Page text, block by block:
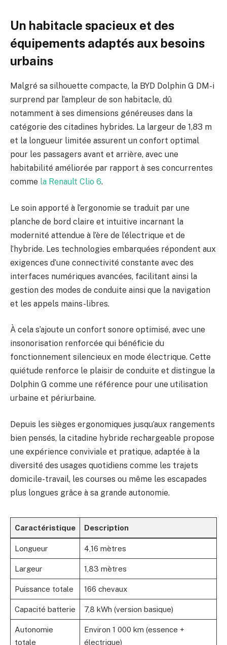
Un habitacle spacieux et des
équipements adaptés aux besoins
urbains
Malgré sa silhouette compacte, la BYD Dolphin G DM-i
surprend par l’ampleur de son habitacle, dû
notamment à ses dimensions généreuses dans la
catégorie des citadines hybrides. La largeur de 1,83 m
et la longueur limitée assurent un confort optimal
pour les passagers avant et arrière, avec une
habitabilité améliorée par rapport à ses concurrentes
comme la Renault Clio 6.
Le soin apporté à l’ergonomie se traduit par une
planche de bord claire et intuitive incarnant la
modernité attendue à l’ère de l’électrique et de
l’hybride. Les technologies embarquées répondent aux
exigences d’une connectivité constante avec des
interfaces numériques avancées, facilitant ainsi la
gestion des modes de conduite ainsi que la navigation
et les appels mains-libres.
À cela s’ajoute un confort sonore optimisé, avec une
insonorisation renforcée qui bénéficie du
fonctionnement silencieux en mode électrique. Cette
quiétude renforce le plaisir de conduite et distingue la
Dolphin G comme une référence pour une utilisation
urbaine et périurbaine.
Depuis les sièges ergonomiques jusqu’aux rangements
bien pensés, la citadine hybride rechargeable propose
une expérience conviviale et pratique, adaptée à la
diversité des usages quotidiens comme les trajets
domicile-travail, les courses ou même les escapades
plus longues grâce à sa grande autonomie.
Caractéristique Description
Longueur 4,16 mètres
Largeur 1,83 mètres
Puissance totale 166 chevaux
Capacité batterie 7,8 kWh (version basique)
Autonomie
totale
Environ 1 000 km (essence +
électrique)